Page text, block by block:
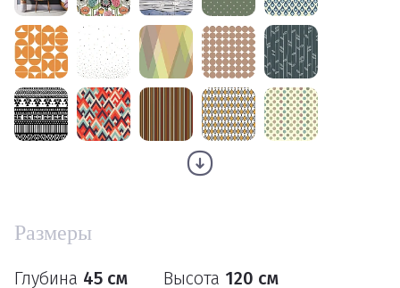
Размеры
Глубина 45 см Высота 120 см